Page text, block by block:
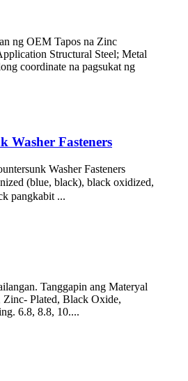
ng OEM Tapos na Zinc
Structural Steel; Metal
coordinate na pagsukat ng
Washer Fasteners
Washer Fasteners
(blue, black), black oxidized,
pangkabit ...
Tanggapin ang Materyal
Plated, Black Oxide,
6.8, 8.8, 10....